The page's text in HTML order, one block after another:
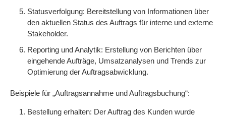
Statusverfolgung: Bereitstellung von Informationen über
den aktuellen Status des Auftrags für interne und externe
Stakeholder.
Reporting und Analytik: Erstellung von Berichten über
eingehende Aufträge, Umsatzanalysen und Trends zur
Optimierung der Auftragsabwicklung.
Beispiele für „Auftragsannahme und Auftragsbuchung“:
Bestellung erhalten: Der Auftrag des Kunden wurde